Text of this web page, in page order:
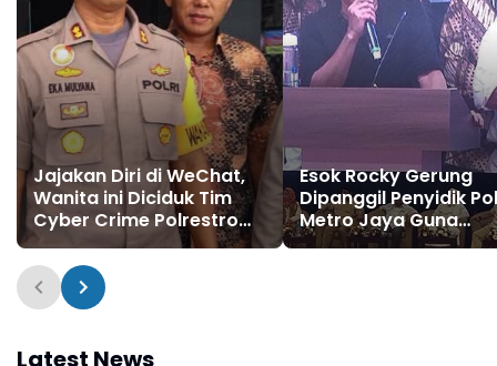
Jajakan Diri di WeChat,
Wanita ini Diciduk Tim
Cyber Crime Polrestro
Bekasi Kota
Esok Rocky Gerung
Dipanggil Penyidik
Metro Jaya Guna
Dimintai Keterangan
Latest News